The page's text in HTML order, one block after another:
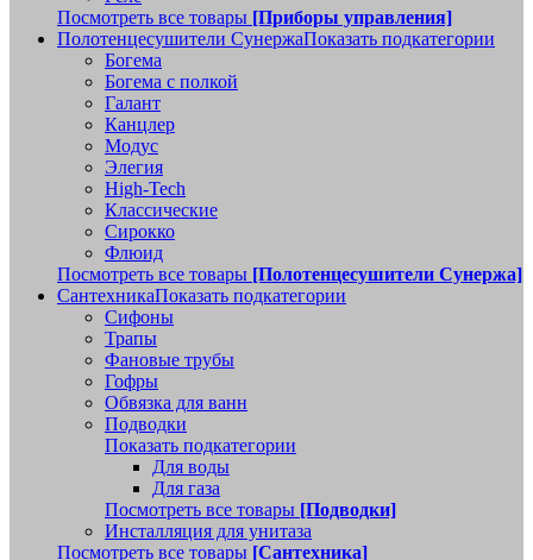
Посмотреть все товары [Приборы управления]
Полотенцесушители СунержаПоказать подкатегории
Богема
Богема с полкой
Галант
Канцлер
Модус
Элегия
High-Tech
Классические
Сирокко
Флюид
Посмотреть все товары [Полотенцесушители Сунержа]
СантехникаПоказать подкатегории
Сифоны
Трапы
Фановые трубы
Гофры
Обвязка для ванн
Подводки
Показать подкатегории
Для воды
Для газа
Посмотреть все товары [Подводки]
Инсталляция для унитаза
Посмотреть все товары [Сантехника]